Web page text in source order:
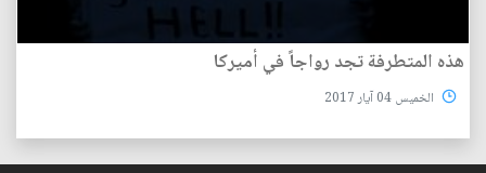
هذه المتطرفة تجد رواجاً في أميركا
الخميس 04 آيار 2017